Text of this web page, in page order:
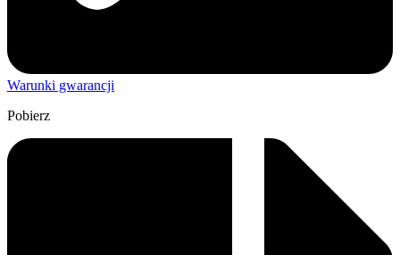
Warunki gwarancji
Pobierz